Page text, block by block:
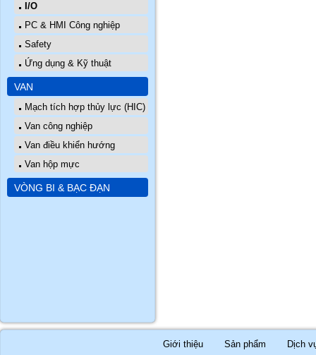
I/O
PC & HMI Công nghiệp
Safety
Ứng dụng & Kỹ thuật
VAN
Mạch tích hợp thủy lực (HIC)
Van công nghiệp
Van điều khiển hướng
Van hộp mực
VÒNG BI & BẠC ĐẠN
Giới thiệu Sản phẩm Dịch